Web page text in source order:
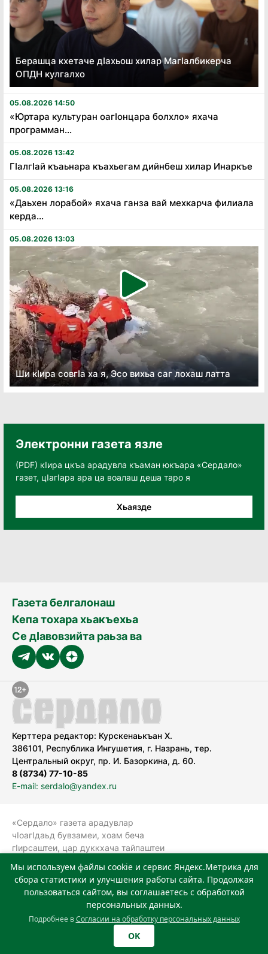
Берашца кхетаче дӏахьош хилар Магӏалбикерча
ОПДН кулгалхо
05.08.2026 14:50
«Юртара культуран оагӏонцара болхло» яхача
программан...
05.08.2026 13:42
Гӏалгӏай къаьнара къахьегам дийнбеш хилар Инаркъе
05.08.2026 13:16
«Даьхен лорабой» яхача ганза вай мехкарча филиала
керда...
05.08.2026 13:03
Ши кӏира совгӏа ха я, Эсо вихьа саг лохаш латта
Электронни газета язле
(PDF) кӀира цкъа арадувла къаман юкъара «Сердало»
газет, цӀагӀара ара ца воалаш деша таро я
Хьаязде
Газета белгалонаш
Кепа тохара хьакъехьа
Се дӀавовзийта раьза ва
Керттера редактор: Курскенаькъан Х.
386101, Республика Ингушетия, г. Назрань, тер.
Центральный округ, пр. И. Базоркина, д. 60.
8 (8734) 77-10-85
E-mail: serdalo@yandex.ru
«Сердало» газета арадувлар
чIоагIдаьд бувзамеи, хоам беча
гIирсаштеи, цар дуккхача тайпаштеи
болхлоша (Роскомнадзор).
Реестровая запись СМИ: ЭЛ № ФС 77-
78323 от 15.05.2020 г. Учредитель:
Государственное автономное
учреждение «Издательский дом
Мы используем файлы cookie и сервис Яндекс.Метрика для
сбора статистики и улучшения работы сайта. Продолжая
пользоваться сайтом, вы соглашаетесь с обработкой
персональных данных.
Подробнее вСогласии на обработку персональных данных
OK